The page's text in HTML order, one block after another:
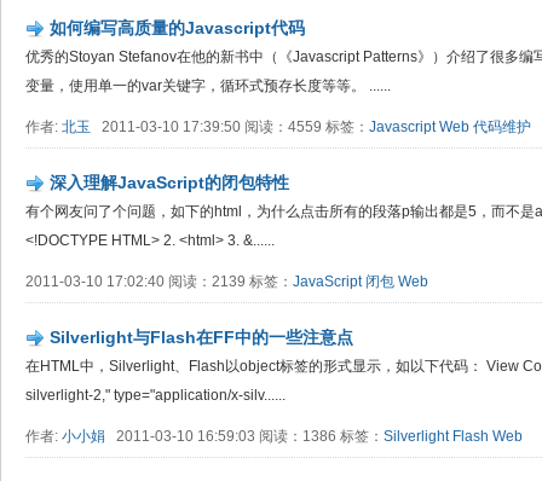
如何编写高质量的Javascript代码
优秀的Stoyan Stefanov在他的新书中（《Javascript Patterns》）介绍了很多编
变量，使用单一的var关键字，循环式预存长度等等。 ......
作者: 北玉 2011-03-10 17:39:50 阅读：4559 标签： Javascript Web 代码维护
深入理解JavaScript的闭包特性
有个网友问了个问题，如下的html，为什么点击所有的段落p输出都是5，而不
<!DOCTYPE HTML> 2. <html> 3. &......
2011-03-10 17:02:40 阅读：2139 标签： JavaScript 闭包 Web
Silverlight与Flash在FF中的一些注意点
在HTML中，Silverlight、Flash以object标签的形式显示，如以下代码： View
silverlight-2," type="application/x-silv......
作者: 小小娟 2011-03-10 16:59:03 阅读：1386 标签： Silverlight Flash Web